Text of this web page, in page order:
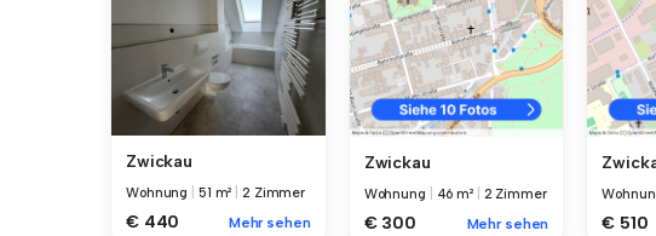
Zwickau
Wohnung 51 m² |2 Zimmer
€ 440 Mehr sehen
Zwickau
Wohnung 46 m² 2 Zimmer
€ 300 Mehr sehen € 510